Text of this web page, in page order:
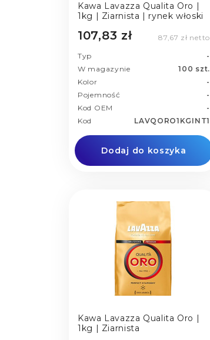
Kawa Lavazza Qualita Oro |
1kg | Ziarnista | rynek włoski
107,83 zł 87,67 zł netto
Typ
-
W magazynie
100 szt.
Kolor
-
Pojemność
-
Kod OEM
-
Kod
LAVQORO1KGINT1
Dodaj do koszyka
Kawa Lavazza Qualita Oro |
1kg | Ziarnista